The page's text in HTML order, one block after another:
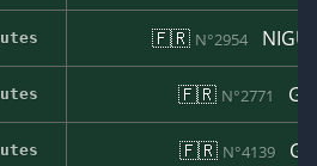
🇫🇷 N°2954
🇫🇷 N°2771
🇫🇷 N°4139